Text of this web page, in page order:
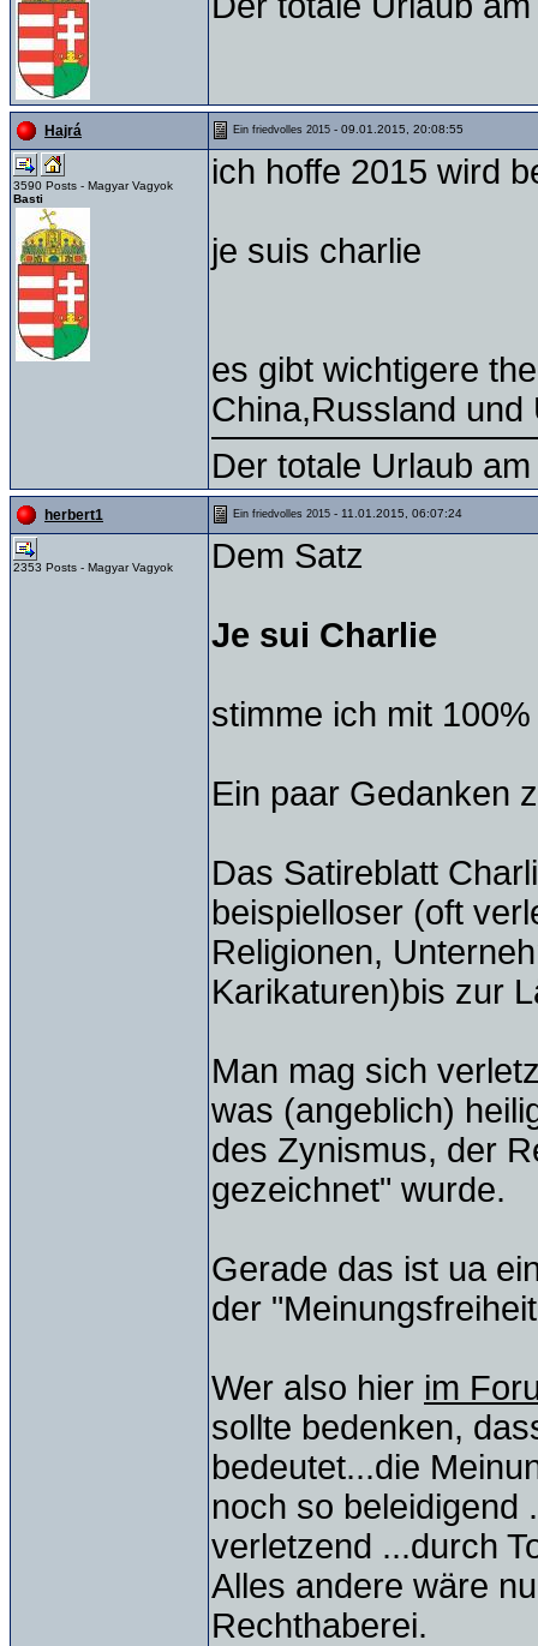
Hajrá Ein friedvolles 2015 - 09.01.2015, 20:08:55
3590 Posts - Magyar Vagyok
Basti
ich hoffe 2015 wird
je suis charlie
es gibt wichtigere
China,Russland und
Der totale Urlaub
herbert1 Ein friedvolles 2015 - 11.01.2015, 06:07:24
2353 Posts - Magyar Vagyok Dem Satz
Je sui Charlie
stimme ich mit
Ein paar Gedanken
Das Satireblatt
beispielloser (oft
Religionen,
Karikaturen)bis zur
Man mag sich
was (angeblich)
des Zynismus, der
gezeichnet" wurde.
Gerade das ist ua
der
Wer also hier im
sollte bedenken,
bedeutet...die
noch so beleidigend
verletzend ...durch
Alles andere wäre
Rechthaberei.